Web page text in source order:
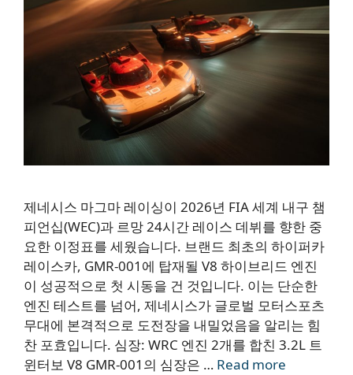
제네시스 마그마 레이싱이 2026년 FIA 세계 내구 챔
피언십(WEC)과 르망 24시간 레이스 데뷔를 향한 중
요한 이정표를 세웠습니다. 브랜드 최초의 하이퍼카
레이스카, GMR-001에 탑재될 V8 하이브리드 엔진
이 성공적으로 첫 시동을 건 것입니다. 이는 단순한
엔진 테스트를 넘어, 제네시스가 글로벌 모터스포츠
무대에 본격적으로 도전장을 내밀었음을 알리는 힘
찬 포효입니다. 심장: WRC 엔진 2개를 합친 3.2L 트
윈터보 V8 GMR-001의 심장은 … Read more